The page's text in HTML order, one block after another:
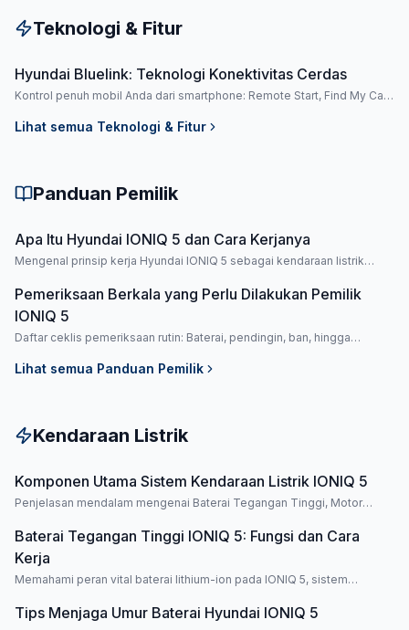
Teknologi & Fitur
Hyundai Bluelink: Teknologi Konektivitas Cerdas
Kontrol penuh mobil Anda dari smartphone: Remote Start, Find My Car,
Lihat semua Teknologi & Fitur
Panduan Pemilik
Apa Itu Hyundai IONIQ 5 dan Cara Kerjanya
Mengenal prinsip kerja Hyundai IONIQ 5 sebagai kendaraan listrik
halus.
Pemeriksaan Berkala yang Perlu Dilakukan Pemilik
IONIQ 5
Daftar ceklis pemeriksaan rutin: Baterai, pendingin, ban, hingga
Lihat semua Panduan Pemilik
Kendaraan Listrik
Komponen Utama Sistem Kendaraan Listrik IONIQ 5
Penjelasan mendalam mengenai Baterai Tegangan Tinggi, Motor
Baterai Tegangan Tinggi IONIQ 5: Fungsi dan Cara
Kerja
Memahami peran vital baterai lithium-ion pada IONIQ 5, sistem
Tips Menjaga Umur Baterai Hyundai IONIQ 5